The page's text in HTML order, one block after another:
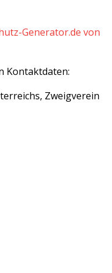
Generator.de von
Kontaktdaten:
Zweigverein